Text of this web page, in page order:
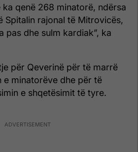
qenë 268 minatorë, ndërsa
Spitalin rajonal të Mitrovicës,
pas dhe sulm kardiak”, ka
për Qeverinë për të marrë
e minatorëve dhe për të
e shqetësimit të tyre.